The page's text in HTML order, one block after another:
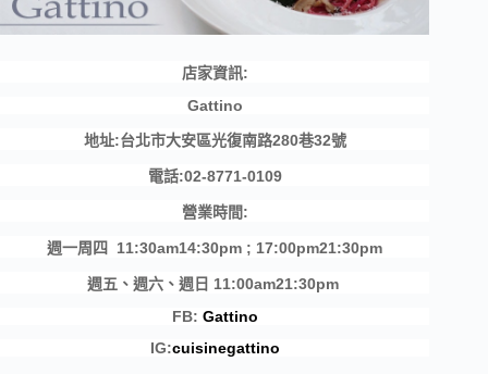
店家資訊:
Gattino
地址:台北市大安區光復南路280巷32號
電話:02-8771-0109
營業時間:
週一周四 11:30am14:30pm ; 17:00pm21:30pm
週五、週六、週日 11:00am21:30pm
FB: Gattino
IG:cuisinegattino